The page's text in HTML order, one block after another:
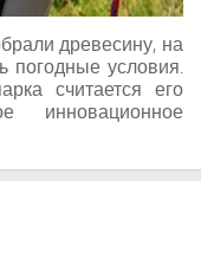
древесину, на
погодные условия.
считается его
инновационное